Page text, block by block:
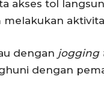
akses tol
dengan jogging
dengan